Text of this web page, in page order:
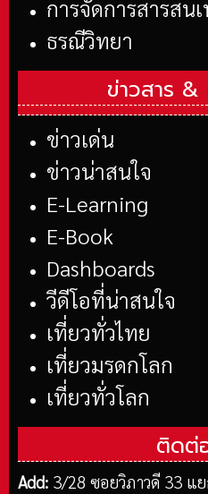
การจัดการสารสน
ธรณีวิทยา
ข่าวสาร &
ข่าวเด่น
ข่าวน่าสนใจ
E-Learning
E-Book
Dashboards
วีดีโอที่น่าสนใจ
เที่ยวทั่วไทย
เที่ยวมรดกโลก
เที่ยวทั่วโลก
ติดต่
Add: 3/28 ซอยวิภาวดี 33 แ